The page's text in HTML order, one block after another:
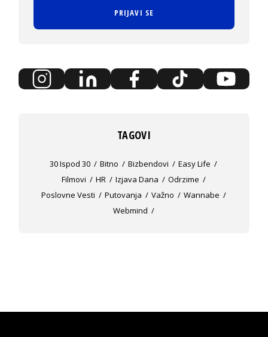
PRIJAVI SE
TAGOVI
30 Ispod 30 Bitno Bizbendovi
Easy Life
Filmovi
HR Izjava Dana
Odrzime
Poslovne Vesti
Putovanja Važno
Wannabe
Webmind